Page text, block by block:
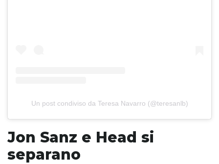
Un post condiviso da Teresa Navarro (@teresanlb)
Jon Sanz e Head si
separano